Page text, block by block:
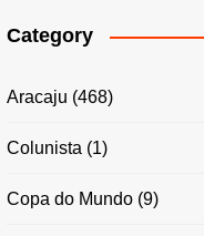
Category
Aracaju (468)
Colunista (1)
Copa do Mundo (9)